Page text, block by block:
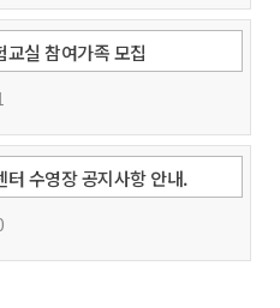
교실 참여가족 모집
수영장 공지사항 안내.